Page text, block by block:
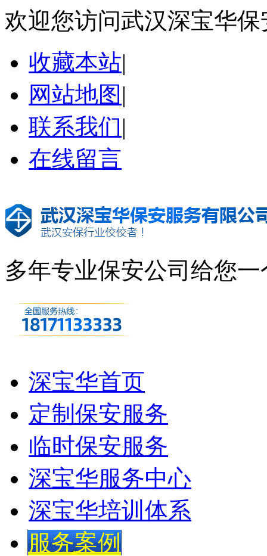
欢迎您访问武汉深宝华
收藏本站|
网站地图 |
联系我们|
在线留言
多年专业保安公司 给您一
深宝华首页
定制保安服务
临时保安服务
深宝华服务中心
深宝华培训体系
服务案例